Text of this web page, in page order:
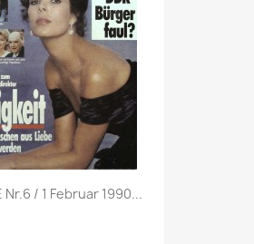
Vorschau
Nr.6 / 1 Februar 1990...